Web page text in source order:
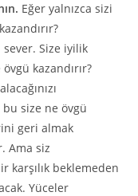
Eğer yalnızca sizi
Size iyilik
kazandırır?
size ne övgü
geri almak
Ama siz
karşılık beklemeden
Yüceler